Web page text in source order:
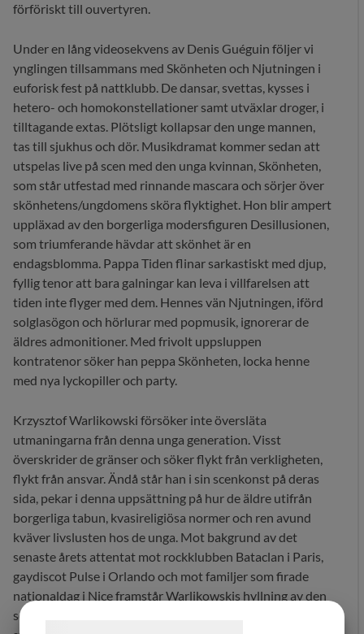
förföriskt till ouvertyren.
Under en lång videosekvens av Denis Guéguin följer vi
ynglingen tillsammans med Skönheten och Njutningen i
euforisk fest på nattklubb. De dansar, svettas, kysses i
hetero- och homokonstellationer samt utväxlar droger, i
tilltagande extas. Plötsligt kollapsar den unge mannen,
tas till sjukhus och dör. Musikdramat kommer sedan att
utspelas live på scen med den unga kvinnan, Skönheten,
som står utfestad med rinnande mascara och sörjer över
skönhetens/ungdomens sköra flyktighet. Hon blir ampert
uppläxad av den borgerliga modersfiguren Desillusionen,
som triumferande hävdar att skönhet är en
endagsblomma. Pappa Tiden flinar sarkastiskt med djup,
fyllig tenor att bara galningar kan leva i villfarelsen att
tiden inte flyger med dem. Hennes vän Njutningen, iförd
solglasögon och hörlurar med popmusik, ignorerar de
äldres admonitioner. Med frivolt uppsluppen
kontratenor söker han peppa Skönheten, locka henne
med nya lyckopiller och party.
Krzysztof Warlikowski försöker inte översläta
utmaningarna från denna unga generation. Visst
överskrider de gränser och söker flykt från verkligheten,
flykt från ansvar. Ändå står han i sin scenkonst på deras
sida, pekar i denna uppsättning på hur de äldre utifrån
borgerliga tabun, kvasireligiösa normer och ren avund
kväver livslusten hos de unga. Mot bakgrund av det
senaste årets attentat mot rockklubben Bataclan i Paris,
gaydiscot Pulse i Orlando och mot familjer som firade
nationaldag i Nice framstår Warlikowskis hyllning av den
sorglöst livsfirande människan som en radikal